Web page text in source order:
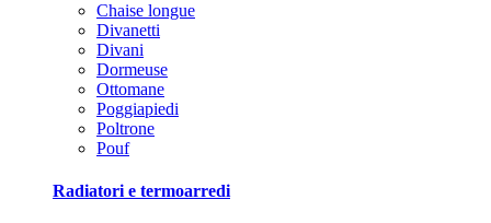
Chaise longue
Divanetti
Divani
Dormeuse
Ottomane
Poggiapiedi
Poltrone
Pouf
Radiatori e termoarredi